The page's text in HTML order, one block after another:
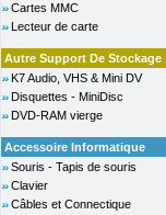
Cartes MMC
Lecteur de carte
Autre Support De Stockage
K7 Audio, VHS & Mini DV
Disquettes - MiniDisc
DVD-RAM vierge
Accessoire Informatique
Souris - Tapis de souris
Clavier
Câbles et Connectique